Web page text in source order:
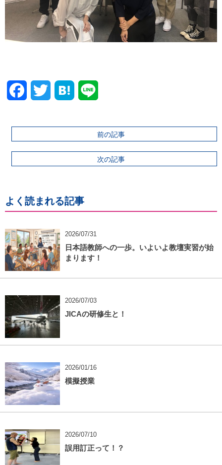
FacebookTwitter
前の記事
次の記事
よく読まれる記事
2026/07/31
日本語教師への一歩。いよいよ教壇実習が始
まります！
2026/07/03
JICAの研修生と！
2026/01/16
模擬授業
2026/07/10
誤用訂正って！？